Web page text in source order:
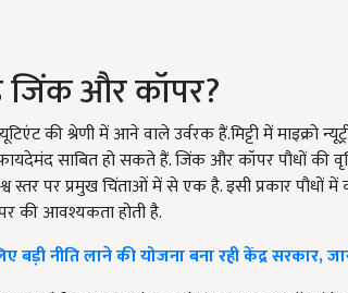
ज‍िंक और कॉपर?
की श्रेणी में आने वाले उर्वरक हैं.मिट्टी में माइक्रो
साबित हो सकते हैं. जिंक और कॉपर पौधों की
स्तर पर प्रमुख चिंताओं में से एक है. इसी प्रकार पौधों
की आवश्यकता होती है.
बड़ी नीति लाने की योजना बना रही केंद्र सरकार,